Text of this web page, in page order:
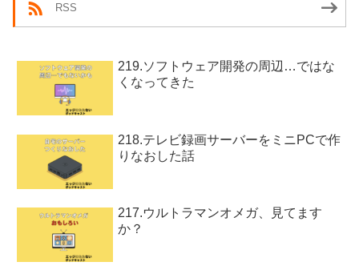
RSS
219.ソフトウェア開発の周辺…ではな
くなってきた
218.テレビ録画サーバーをミニPCで作
りなおした話
217.ウルトラマンオメガ、見てます
か？